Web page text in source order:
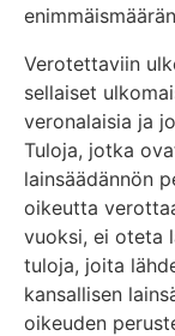
Verotettaviin
sellaiset
veronalaisia ja
Tuloja, jotka
lainsäädännön
oikeutta
vuoksi, ei oteta
tuloja, joita
kansallisen
oikeuden